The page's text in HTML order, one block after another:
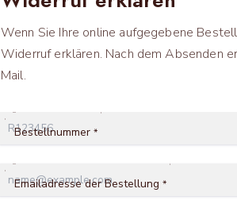
Wenn Sie Ihre online aufgegebene
Widerruf erklären. Nach dem Absenden
Mail.
Bestellnummer *
Emailadresse der Bestellung *